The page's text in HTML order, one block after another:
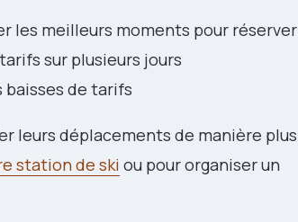
les meilleurs moments pour réserver
sur plusieurs jours
baisses de tarifs
leurs déplacements de manière plus
station de ski ou pour organiser un